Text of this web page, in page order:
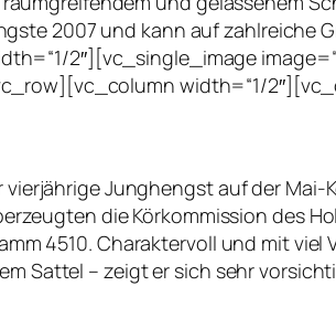
2007 und kann auf zahlreiche
2″][vc_single_image
width=“1/
Junghengst auf der Mai-
die Körkommission des
4510. Charaktervoll und mit
Sattel – zeigt er sich sehr